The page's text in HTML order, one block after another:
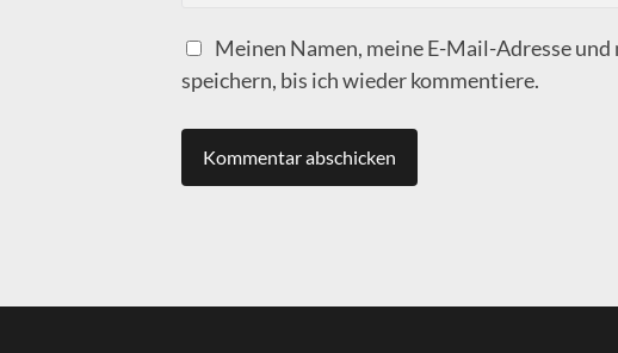
Meinen Namen, meine E-Mail-Adresse
speichern, bis ich wieder kommentiere.